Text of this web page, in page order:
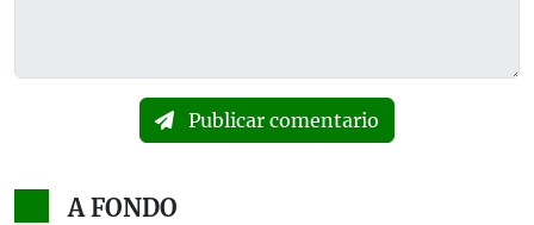
Publicar comentario
A FONDO